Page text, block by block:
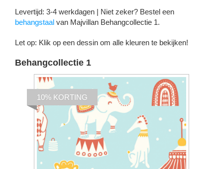
Levertijd: 3-4 werkdagen | Niet zeker? Bestel een
behangstaal van Majvillan Behangcollectie 1.
Let op: Klik op een dessin om alle kleuren te bekijken!
Behangcollectie 1
10% KORTING